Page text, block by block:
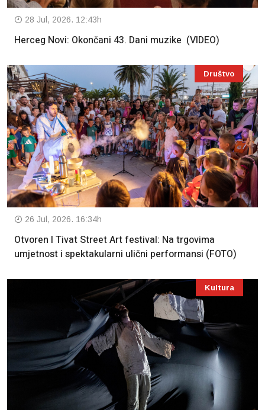
28 Jul, 2026. 12:43h
Herceg Novi: Okončani 43. Dani muzike (VIDEO)
Društvo
26 Jul, 2026. 16:34h
Otvoren I Tivat Street Art festival: Na trgovima
umjetnost i spektakularni ulični performansi (FOTO)
Kultura